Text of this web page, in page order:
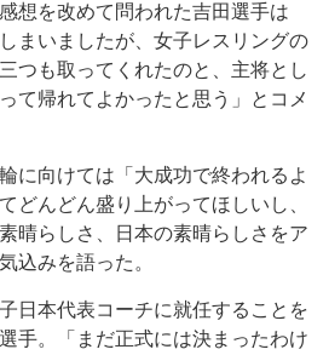
想を改めて問われた吉田選手は
まいましたが、女子レスリングの
つも取ってくれたのと、主将とし
て帰れてよかったと思う」とコメ
に向けては「大成功で終われるよ
どんどん盛り上がってほしいし、
晴らしさ、日本の素晴らしさをア
込みを語った。
日本代表コーチに就任することを
手。「まだ正式には決まったわけ